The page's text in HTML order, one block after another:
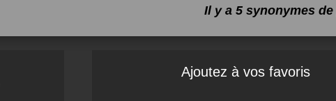
Il y a 5 synonymes de
Ajoutez à vos favoris